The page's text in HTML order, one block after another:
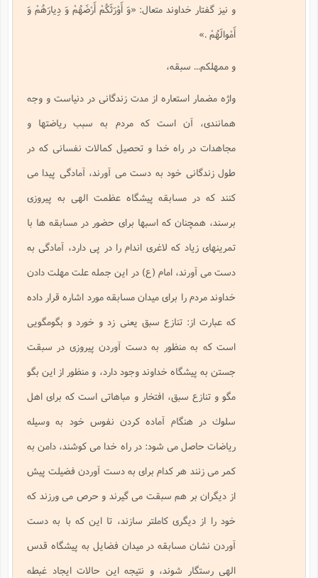
و نيز گفتار خداوند متعال:«وَ أَوْرَثَكُمْ أَرْضَهُمْ وَ دِيارَهُمْ وَ
أَمْوالَهُمْ.»
و ممهلكم... سبقه،
واژه مضمار استعاره از مدت زندگانى در دنياست و وجه
همانندى، آن است كه مردم به سبب رياضتها و
مجاهدات در راه خدا و تحصيل كمالات نفسانى كه در
طول زندگانى خود به دست مى آورند، آمادگى پيدا مى
كنند كه در مسابقه پيشگاه عظمت الهى به پيروزى
برسند، همچنان كه اسبها براى حضور در مسابقه ها با
تمرينهاى زياد كه لاغرى اندام را در پى دارد، آمادگى به
دست مى آورند، امام (ع) در اين جمله علت مهلت دادن
خداوند مردم را براى ميدان مسابقه مورد اشاره قرار داده
كه عبارت از: تنازع سبق يعنى زد و خورد و بگومگويى
است كه به منظور به دست آوردن پيروزى در سبقت
جستن به پيشگاه خداوند وجود دارد، و منظور از اين بگو
مگو و تنازع سبق، افتخار و مباهاتى است كه براى اهل
سلوك در هنگام آماده كردن نفوس خود به وسيله
رياضات حاصل مى شود: در راه خدا مى كوشند، دامن به
كمر مى زنند هر كدام براى به دست آوردن فضيلت پيش
از ديگران بر هم سبقت مى گيرند و حرص مى ورزند كه
خود را از ديگرى كاملتر سازند، تا اين كه با به دست
آوردن نشان مسابقه در ميدان فضايل به پيشگاه قدس
الهى رستگار شوند، و نتيجه اين حالات ايجاد غبطه